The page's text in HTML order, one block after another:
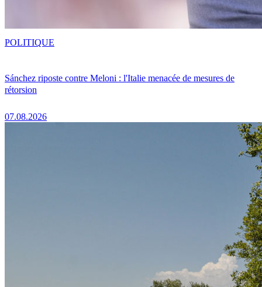
Sánchez riposte contre Meloni : l'Italie menacée de mesures de
rétorsion
07.08.2026
POLITIQUE